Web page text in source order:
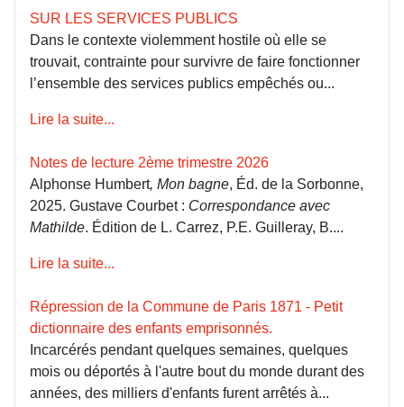
SUR LES SERVICES PUBLICS
Dans le contexte violemment hostile où elle se
trouvait, contrainte pour survivre de faire fonctionner
l’ensemble des services publics empêchés ou...
Lire la suite...
Notes de lecture 2ème trimestre 2026
Alphonse Humbert, Mon bagne, Éd. de la Sorbonne,
2025. Gustave Courbet : Correspondance avec
Mathilde. Édition de L. Carrez, P.E. Guilleray, B....
Lire la suite...
Répression de la Commune de Paris 1871 - Petit
dictionnaire des enfants emprisonnés.
Incarcérés pendant quelques semaines, quelques
mois ou déportés à l'autre bout du monde durant des
années, des milliers d'enfants furent arrêtés à...